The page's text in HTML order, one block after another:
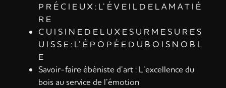
P R É C I E U X : L’ É V E I L D E L A M A T I È
R E
C U I S I N E D E L U X E S U R M E S U R E S
U I S S E : L’ É P O P É E D U B O I S N O B L
E
Savoir-faire ébéniste d’art : L’excellence du
bois au service de l’émotion